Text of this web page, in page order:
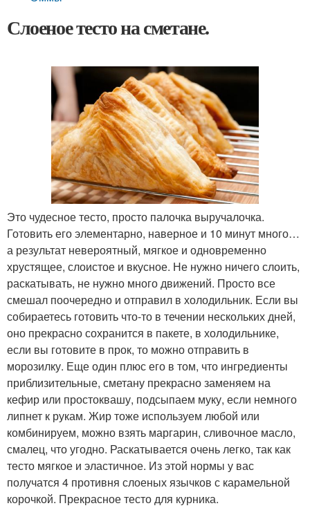
Слоеное тесто на сметане.
Это чудесное тесто, просто палочка выручалочка.
Готовить его элементарно, наверное и 10 минут много…
а результат невероятный, мягкое и одновременно
хрустящее, слоистое и вкусное. Не нужно ничего слоить,
раскатывать, не нужно много движений. Просто все
смешал поочередно и отправил в холодильник. Если вы
собираетесь готовить что-то в течении нескольких дней,
оно прекрасно сохранится в пакете, в холодильнике,
если вы готовите в прок, то можно отправить в
морозилку. Еще один плюс его в том, что ингредиенты
приблизительные, сметану прекрасно заменяем на
кефир или простоквашу, подсыпаем муку, если немного
липнет к рукам. Жир тоже используем любой или
комбинируем, можно взять маргарин, сливочное масло,
смалец, что угодно. Раскатывается очень легко, так как
тесто мягкое и эластичное. Из этой нормы у вас
получатся 4 противня слоеных язычков с карамельной
корочкой. Прекрасное тесто для курника.